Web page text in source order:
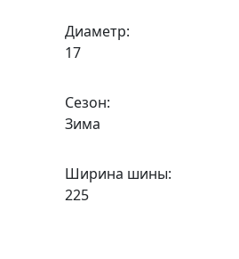
Диаметр:
17
Сезон:
Зима
Ширина шины:
225